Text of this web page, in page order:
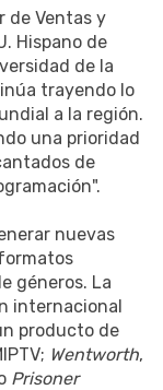
de Ventas y
Hispano de
de la
trayendo lo
a la región.
una prioridad
de
nuevas
géneros. La
internacional
producto de
Wentworth,
Prisoner